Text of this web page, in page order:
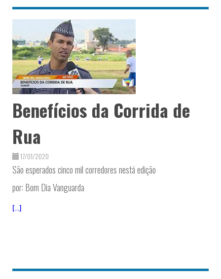
Benefícios da Corrida de
Rua
17/01/2020
São esperados cinco mil corredores nestá edição
por: Bom Dia Vanguarda
[...]